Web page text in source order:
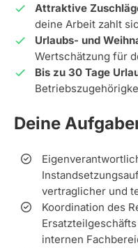
Attraktive
deine Arbeit zahlt
Urlaubs- und
Wertschätzung für
Bis zu 30 Tage
Deine
vertraglicher und
Koordination des
internen